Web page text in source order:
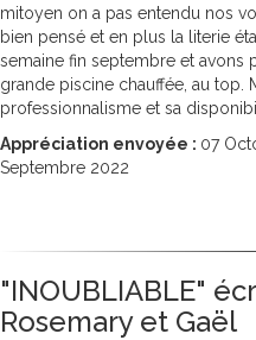
mitoyen on a pas entendu nos
bien pensé et en plus la literie
semaine fin septembre et avons
grande piscine chauffée, au top.
professionnalisme et sa
Appréciation envoyée : 07
Septembre 2022
"INOUBLIABLE"
Rosemary et Gaël